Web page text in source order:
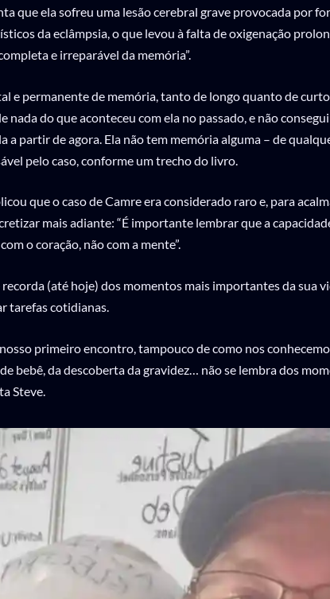
que ela sofreu uma lesão cerebral grave provocada por
da eclâmpsia, o que levou à falta de oxigenação
e irreparável da memória”.
e permanente de memória, tanto de longo quanto de
nada do que aconteceu com ela no passado, e não
a partir de agora. Ela não tem memória alguma – de
pelo caso, conforme um trecho do livro.
que o caso de Camre era considerado raro e, para
mais adiante: “É importante lembrar que a
o coração, não com a mente”.
recorda (até hoje) dos momentos mais importantes da sua
tarefas cotidianas.
primeiro encontro, tampouco de como nos
bebê, da descoberta da gravidez… não se lembra dos
Steve.